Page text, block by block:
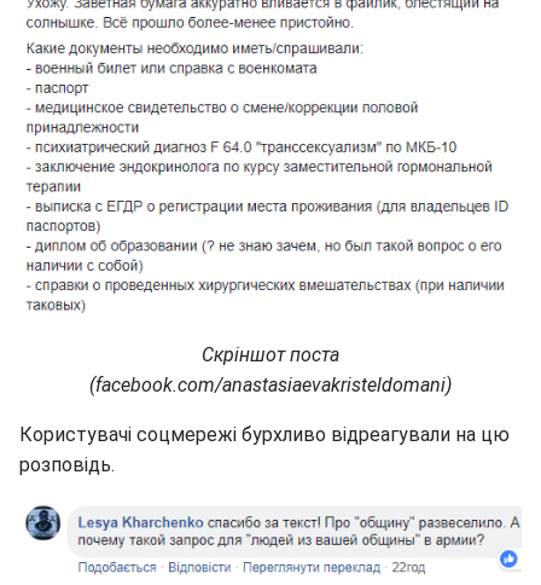
Скріншот поста
(facebook.com/anastasiaevakristeldomani)
Користувачі соцмережі бурхливо відреагували на цю
розповідь.